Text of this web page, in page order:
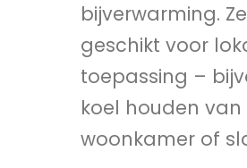
bijverwarming.
geschikt voor
toepassing –
koel houden van
woonkamer of